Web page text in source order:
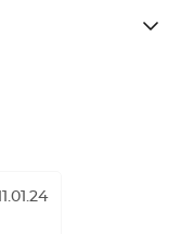
11.01.24